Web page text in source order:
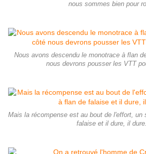
nous sommes bien pour
Nous avons descendu le monotrace à flan
nous devrons pousser les VTT
Mais la récompense est au bout de l'effort, un
falaise et il dure, il